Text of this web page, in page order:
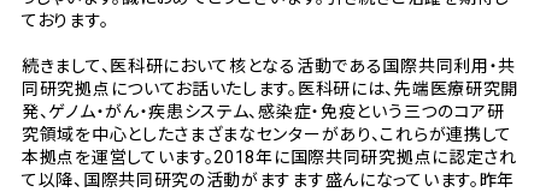
ております。
続きまして、医科研において核となる活動である国際共同利用・共
同研究拠点についてお話いたします。医科研には、先端医療研究開
発、ゲノム・がん・疾患システム、感染症・免疫という三つのコア研
究領域を中心としたさまざまなセンターがあり、これらが連携して
本拠点を運営しています。2018年に国際共同研究拠点に認定され
て以降、国際共同研究の活動がますます盛んになっています。昨年